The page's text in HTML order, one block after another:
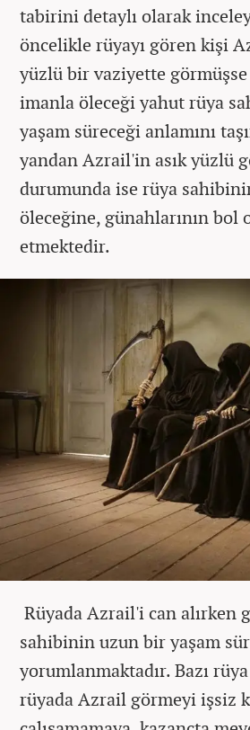
tabirini detaylı olarak
öncelikle rüyayı gören kişi
yüzlü bir vaziyette görmüşse
imanla öleceği yahut rüya
yaşam süreceği anlamını
yandan Azrail'in asık yüzlü
durumunda ise rüya
öleceğine, günahlarının bol
etmektedir.
Rüyada Azrail'i can alırken
sahibinin uzun bir yaşam
yorumlanmaktadır. Bazı
rüyada Azrail görmeyi işsiz